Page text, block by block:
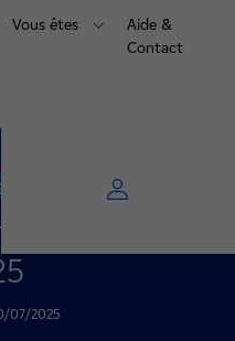
Vous êtes
Aide &
Contact
- juillet
07/2025